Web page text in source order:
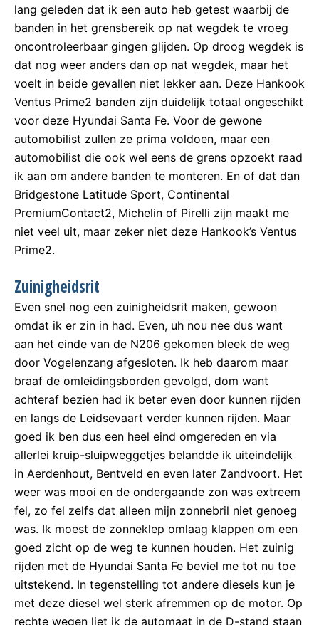
lang geleden dat ik een auto heb getest waarbij de
banden in het grensbereik op nat wegdek te vroeg
oncontroleerbaar gingen glijden. Op droog wegdek is
dat nog weer anders dan op nat wegdek, maar het
voelt in beide gevallen niet lekker aan. Deze Hankook
Ventus Prime2 banden zijn duidelijk totaal ongeschikt
voor deze Hyundai Santa Fe. Voor de gewone
automobilist zullen ze prima voldoen, maar een
automobilist die ook wel eens de grens opzoekt raad
ik aan om andere banden te monteren. En of dat dan
Bridgestone Latitude Sport, Continental
PremiumContact2, Michelin of Pirelli zijn maakt me
niet veel uit, maar zeker niet deze Hankook’s Ventus
Prime2.
Zuinigheidsrit
Even snel nog een zuinigheidsrit maken, gewoon
omdat ik er zin in had. Even, uh nou nee dus want
aan het einde van de N206 gekomen bleek de weg
door Vogelenzang afgesloten. Ik heb daarom maar
braaf de omleidingsborden gevolgd, dom want
achteraf bezien had ik beter even door kunnen rijden
en langs de Leidsevaart verder kunnen rijden. Maar
goed ik ben dus een heel eind omgereden en via
allerlei kruip-sluipweggetjes belandde ik uiteindelijk
in Aerdenhout, Bentveld en even later Zandvoort. Het
weer was mooi en de ondergaande zon was extreem
fel, zo fel zelfs dat alleen mijn zonnebril niet genoeg
was. Ik moest de zonneklep omlaag klappen om een
goed zicht op de weg te kunnen houden. Het zuinig
rijden met de Hyundai Santa Fe beviel me tot nu toe
uitstekend. In tegenstelling tot andere diesels kun je
met deze diesel wel sterk afremmen op de motor. Op
rechte wegen liet ik de automaat in de D-stand staan